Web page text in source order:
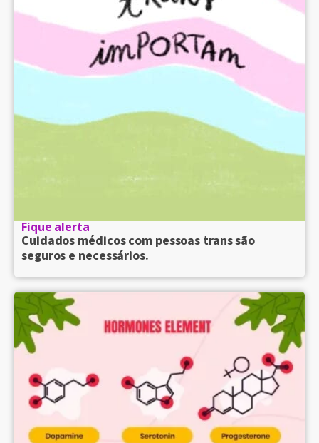
Fique alerta
Cuidados médicos com pessoas trans são
seguros e necessários.